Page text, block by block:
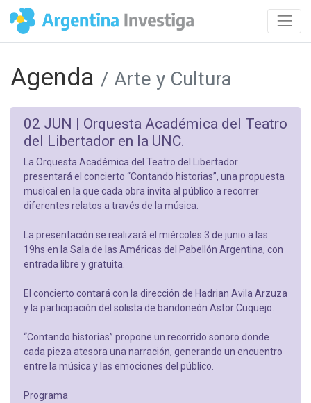
Agenda / Arte y Cultura
02 JUN | Orquesta Académica del Teatro
del Libertador en la UNC.
La Orquesta Académica del Teatro del Libertador
presentará el concierto “Contando historias”, una propuesta
musical en la que cada obra invita al público a recorrer
diferentes relatos a través de la música.
La presentación se realizará el miércoles 3 de junio a las
19hs en la Sala de las Américas del Pabellón Argentina, con
entrada libre y gratuita.
El concierto contará con la dirección de Hadrian Avila Arzuza
y la participación del solista de bandoneón Astor Cuquejo.
“Contando historias” propone un recorrido sonoro donde
cada pieza atesora una narración, generando un encuentro
entre la música y las emociones del público.
Programa